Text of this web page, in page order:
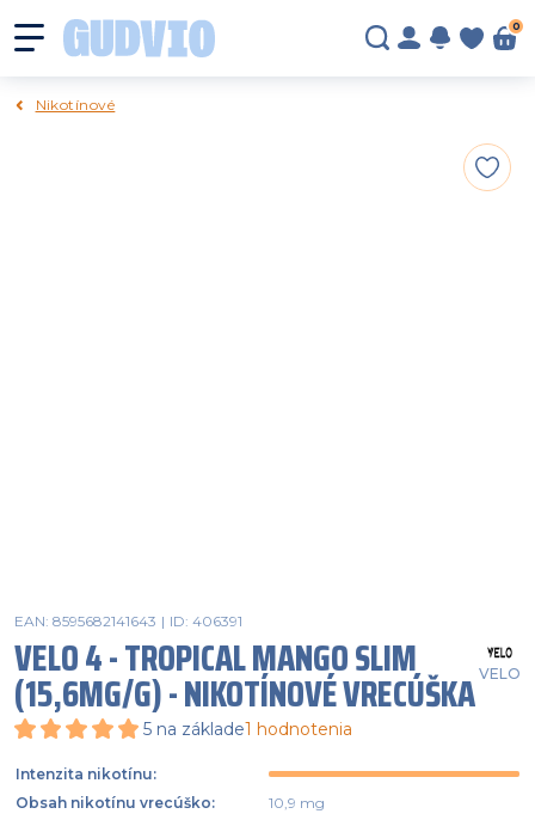
0
Nikotínové
EAN: 8595682141643 | ID: 406391
VELO 4 - TROPICAL MANGO SLIM
(15,6MG/G) - NIKOTÍNOVÉ VRECÚŠKA VELO
5 na základe1 hodnotenia
Intenzita nikotínu:
Obsah nikotínu vrecúško:
10,9 mg